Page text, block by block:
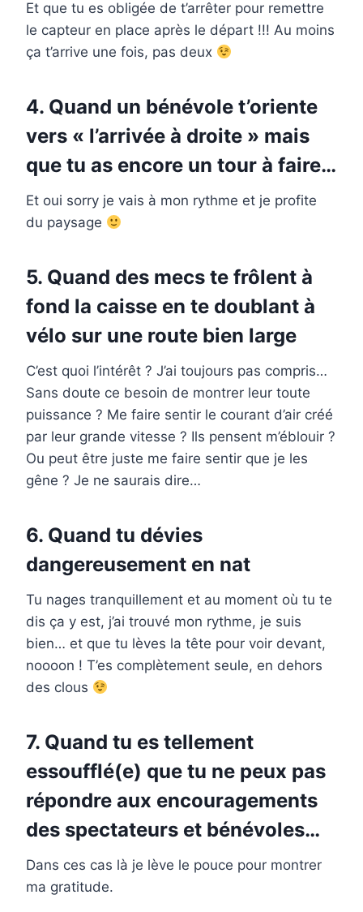
Et que tu es obligée de t’arrêter pour remettre
le capteur en place après le départ !!! Au moins
ça t’arrive une fois, pas deux
4. Quand un bénévole t’oriente
vers « l’arrivée à droite » mais
que tu as encore un tour à faire…
Et oui sorry je vais à mon rythme et je profite
du paysage
5. Quand des mecs te frôlent à
fond la caisse en te doublant à
vélo sur une route bien large
C’est quoi l’intérêt ? J’ai toujours pas compris…
Sans doute ce besoin de montrer leur toute
puissance ? Me faire sentir le courant d’air créé
par leur grande vitesse ? Ils pensent m’éblouir ?
Ou peut être juste me faire sentir que je les
gêne ? Je ne saurais dire…
6. Quand tu dévies
dangereusement en nat
Tu nages tranquillement et au moment où tu te
dis ça y est, j’ai trouvé mon rythme, je suis
bien… et que tu lèves la tête pour voir devant,
noooon ! T’es complètement seule, en dehors
des clous
7. Quand tu es tellement
essoufflé(e) que tu ne peux pas
répondre aux encouragements
des spectateurs et bénévoles…
Dans ces cas là je lève le pouce pour montrer
ma gratitude.